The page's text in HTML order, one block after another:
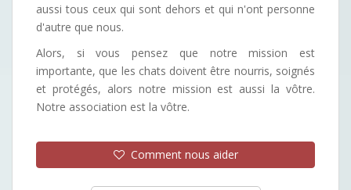
aussi tous ceux qui sont dehors et qui n'ont personne
d'autre que nous.
Alors, si vous pensez que notre mission est
importante, que les chats doivent être nourris, soignés
et protégés, alors notre mission est aussi la vôtre.
Notre association est la vôtre.
Comment nous aider